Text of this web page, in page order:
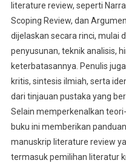
literature review, seperti
Scoping Review, dan
dijelaskan secara rinci, mulai
penyusunan, teknik analisis,
keterbatasannya. Penulis
kritis, sintesis ilmiah, serta
dari tinjauan pustaka yang
Selain memperkenalkan
buku ini memberikan
manuskrip literature review
termasuk pemilihan literatur